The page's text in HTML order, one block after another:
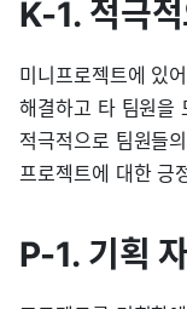
K-1. 적극
미니프로젝트에 있
해결하고 타 팀원을
적극적으로 팀원들
프로젝트에 대한 긍
P-1. 기획